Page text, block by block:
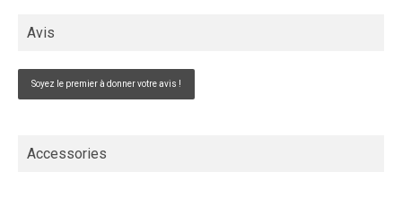
Avis
Soyez le premier à donner votre avis !
Accessories